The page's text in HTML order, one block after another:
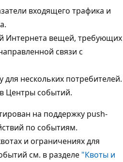
входящего трафика и
Интернета вещей, требующих
связи с
для нескольких потребителей.
Центры событий.
на поддержку push-
по событиям.
и ограничениях для
см. в разделе "Квоты и